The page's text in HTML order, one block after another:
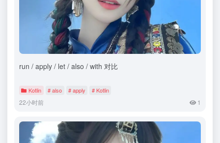
run / apply / let / also / with 对比
Kotlin # also # apply # Kotlin
22小时前 1